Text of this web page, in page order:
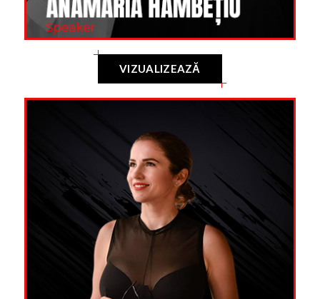
VIZUALIZEAZĂ